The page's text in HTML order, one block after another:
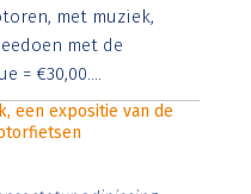
id rutrum lorem
tristique posuere.
met muziek,
met de
= €30,00....
een expositie van de